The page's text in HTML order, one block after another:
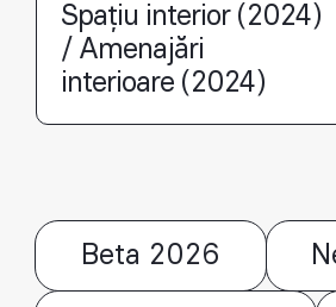
Spațiu interior (2024)
/ Amenajări
interioare (2024)
Beta 2026